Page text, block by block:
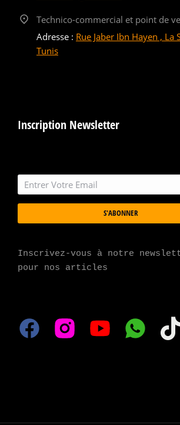
Technico-commercial et point de
Adresse : Rue Jaber Ibn Hayen , La
Tunis
Inscription Newsletter
S'ABONNER
Inscrivez-vous à notre
pour nos articles